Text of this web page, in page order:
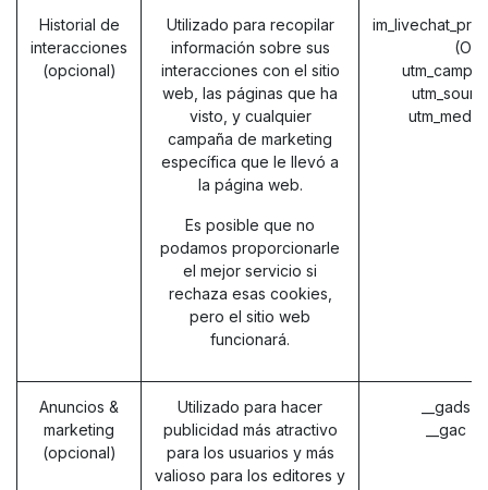
Historial de
interacciones
(opcional)
Utilizado para recopilar
información sobre sus
interacciones con el sitio
web, las páginas que ha
visto, y cualquier
campaña de marketing
específica que le llevó a
la página web.
Es posible que no
podamos proporcionarle
el mejor servicio si
rechaza esas cookies,
pero el sitio web
funcionará.
Anuncios &
marketing
(opcional)
Utilizado para hacer
publicidad más atractivo
para los usuarios y más
valioso para los editores y
__gads
__gac